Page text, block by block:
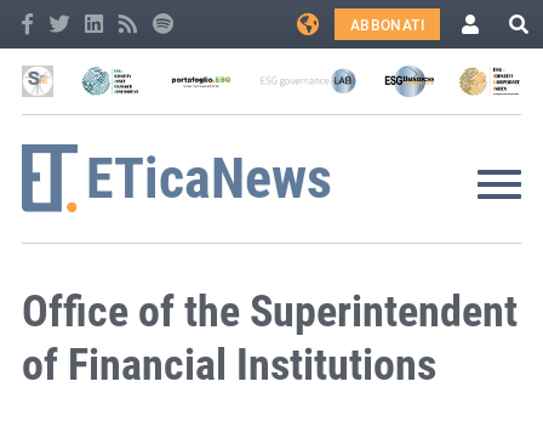
ABBONATI
Office of the Superintendent
of Financial Institutions